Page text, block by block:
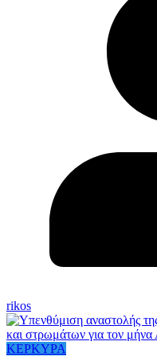
rikos
ΚΕΡΚΥΡΑ